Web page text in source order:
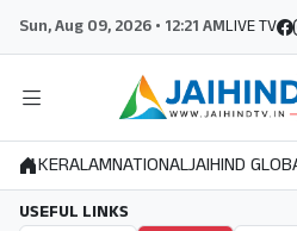
Sun, Aug 09, 2026 • 12:21 AMLIVE TV
KERALAMNATIONALJAIHIND
USEFUL LINKS